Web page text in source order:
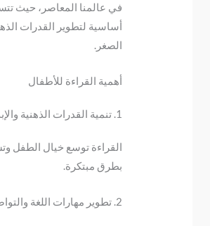
في عالمنا المعاصر، حيث
أساسية لتطوير القدرات
الصغر.
أهمية القراءة للأطفال
1. تنمية القدرات الذهنية والإبداعية
القراءة توسع خيال الطفل
بطرق مبتكرة.
2. تطوير مهارات اللغة والتواصل